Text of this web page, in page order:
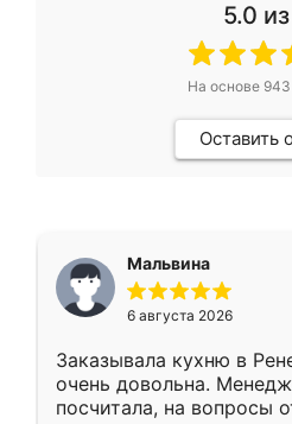
5.0
На основе 943
Оставить
Мальвина
6 августа 2026
Заказывала кухню в
очень довольна.
посчитала, на вопросы